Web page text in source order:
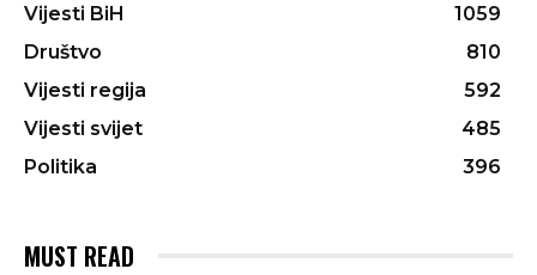
Vijesti BiH
1059
Društvo
810
Vijesti regija
592
Vijesti svijet
485
Politika
396
MUST READ